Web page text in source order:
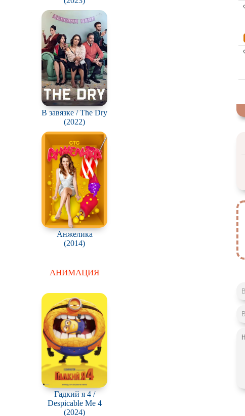
В завязке / The Dry
(2022)
Анжелика
(2014)
АНИМАЦИЯ
Гадкий я 4 /
Despicable Me 4
(2024)